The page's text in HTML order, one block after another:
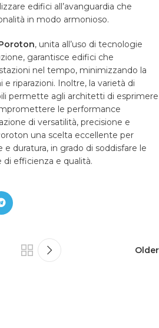
edifici all’avanguardia che
in modo armonioso.
, unita all’uso di tecnologie
garantisce edifici che
nel tempo, minimizzando la
riparazioni. Inoltre, la varietà di
permette agli architetti di esprimere
le performance
di versatilità, precisione e
una scelta eccellente per
e duratura, in grado di soddisfare le
efficienza e qualità.
Older